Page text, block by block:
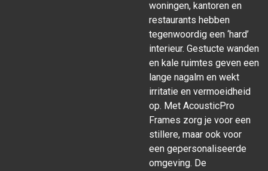
woningen, kantoren en
restaurants hebben
tegenwoordig een ‘hard’
interieur. Gestucte wanden
en kale ruimtes geven een
lange nagalm en wekt
irritatie en vermoeidheid
op. Met AcousticPro
Frames zorg je voor een
stillere, maar ook voor
een gepersonaliseerde
omgeving. De